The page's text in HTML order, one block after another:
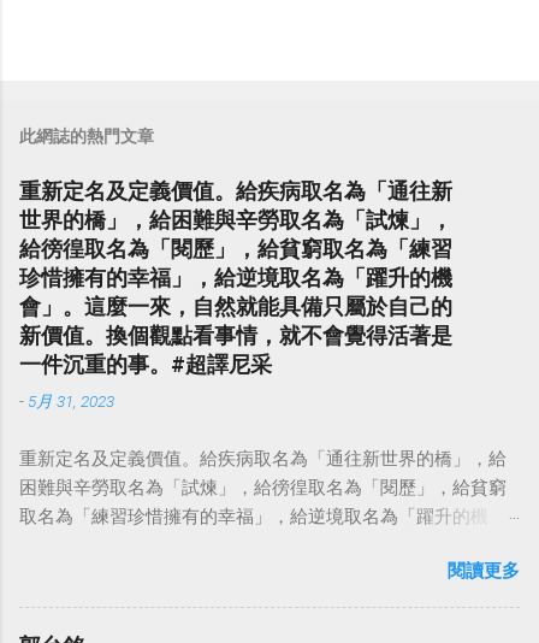
此網誌的熱門文章
重新定名及定義價值。給疾病取名為「通往新
世界的橋」，給困難與辛勞取名為「試煉」，
給徬徨取名為「閱歷」，給貧窮取名為「練習
珍惜擁有的幸福」，給逆境取名為「躍升的機
會」。這麼一來，自然就能具備只屬於自己的
新價值。換個觀點看事情，就不會覺得活著是
一件沉重的事。#超譯尼采
- 5月 31, 2023
重新定名及定義價值。給疾病取名為「通往新世界的橋」，給
困難與辛勞取名為「試煉」，給徬徨取名為「閱歷」，給貧窮
取名為「練習珍惜擁有的幸福」，給逆境取名為「躍升的機
點看事情，就不會覺得活著是一件沉重的事。#超譯尼采 — 中
華名言 - Chinese Quotes (@chinese_quotes) May 23, 2023
閱讀更多